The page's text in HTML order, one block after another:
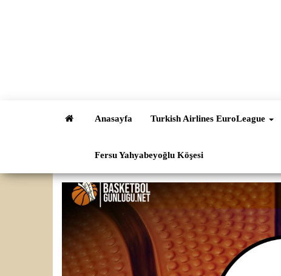
Anasayfa Turkish Airlines EuroLeague
Fersu Yahyabeyoğlu Köşesi